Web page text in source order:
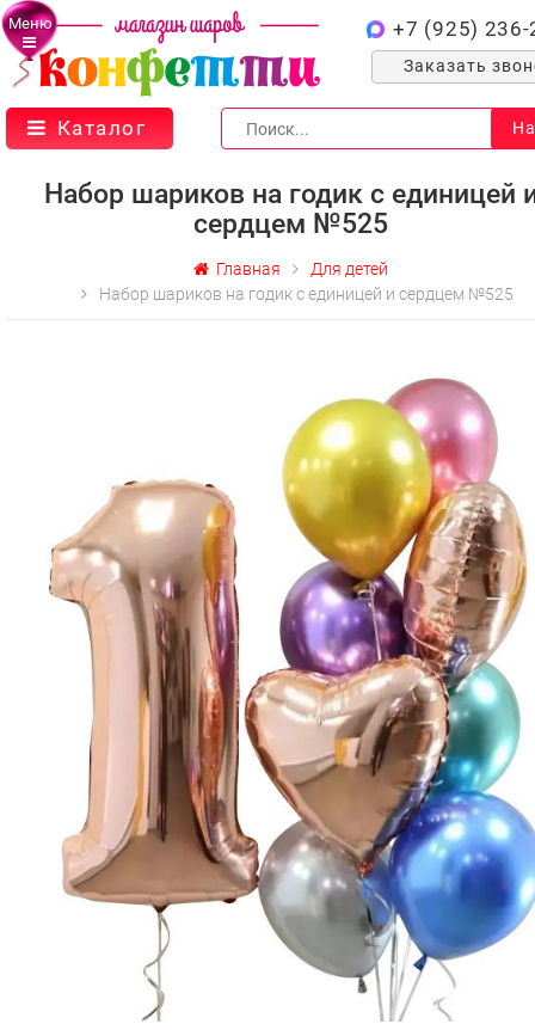
Меню +7 (925) 236-
Заказать
Каталог
Набор шариков на годик с единицей
сердцем №525
Главная
Для детей
Набор шариков на годик с единицей и сердцем №525